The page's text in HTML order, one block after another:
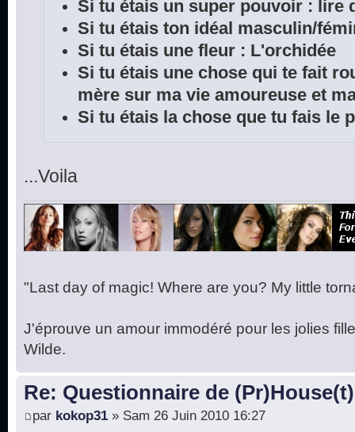
Si tu étais un super pouvoir : lire
Si tu étais ton idéal masculin/
Si tu étais une fleur : L'orchidée
Si tu étais une chose qui te fait
mère sur ma vie amoureuse et
Si tu étais la chose que tu fais le
...Voila
"Last day of magic! Where are you? My little
J'éprouve un amour immodéré pour les jolies
Wilde.
Re: Questionnaire de (Pr)House(t)
par kokop31 » Sam 26 Juin 2010 16:27